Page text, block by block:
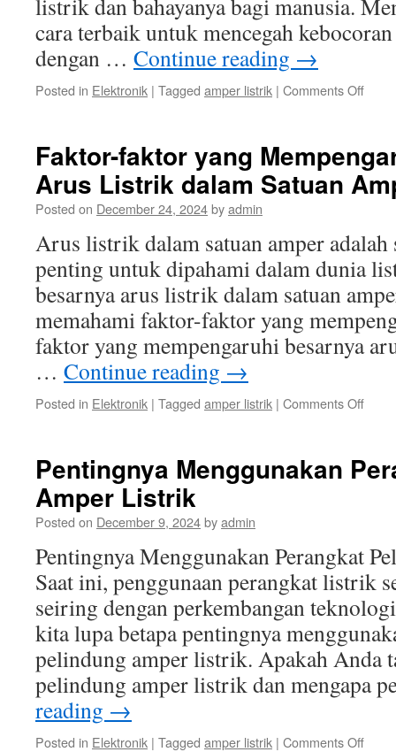
listrik dan bahayanya bagi manusia.
cara terbaik untuk mencegah
dengan … Continue reading →
Posted in Elektronik | Tagged amper listrik | Comments Offon
Arus
Listrik
dan
Faktor-faktor yang
Arus Listrik dalam Satuan
Posted on December 24, 2024byadmin
Arus listrik dalam satuan amper adalah
penting untuk dipahami dalam dunia
besarnya arus listrik dalam satuan
memahami faktor-faktor yang
faktor yang mempengaruhi besarnya
… Continue reading →
Posted in Elektronik | Tagged amper listrik | Comments Offon
Pentingnya Menggunakan
Amper Listrik
Posted on December 9, 2024byadmin
Pentingnya Menggunakan Perangkat
Saat ini, penggunaan perangkat listrik
seiring dengan perkembangan
kita lupa betapa pentingnya
pelindung amper listrik. Apakah Anda
pelindung amper listrik dan mengapa
reading →
Posted in Elektronik | Tagged amper listrik | Comments Offon